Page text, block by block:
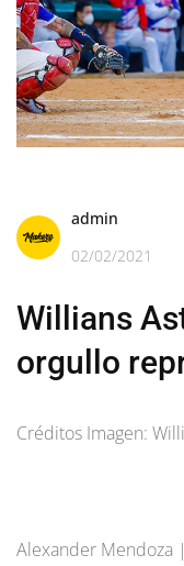
admin
02/02/2021
Willians
orgullo
Créditos Imagen:
Alexander Mendoza